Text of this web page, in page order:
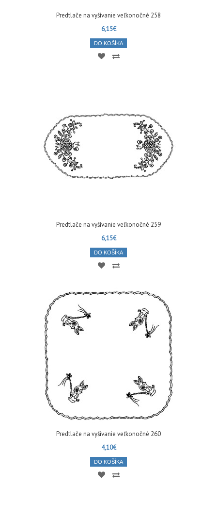
Predtlače na vyšívanie veľkonočné 258
6,15€
DO KOŠÍKA
Predtlače na vyšívanie veľkonočné 259
6,15€
DO KOŠÍKA
Predtlače na vyšívanie veľkonočné 260
4,10€
DO KOŠÍKA